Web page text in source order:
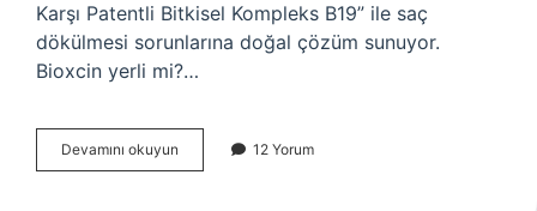
Karşı Patentli Bitkisel Kompleks B19” ile saç
dökülmesi sorunlarına doğal çözüm sunuyor.
Bioxcin yerli mi?…
Devamını okuyun
Şampuan
12 Yorum